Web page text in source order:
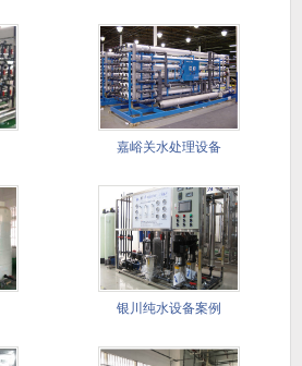
嘉峪关水处理设备
银川纯水设备案例